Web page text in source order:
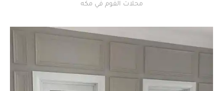
محلات الفوم في مكه